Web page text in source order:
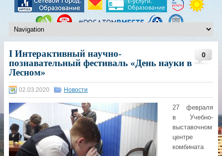
0
I Интерактивный научно-
познавательный фестиваль «День науки в
Лесном»
02.03.2020 Новости
27 февраля
в Учебно-
выставочном
центре
комбината